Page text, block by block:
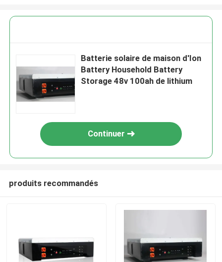
Batterie solaire de maison d'Ion
Battery Household Battery
Storage 48v 100ah de lithium
Continuer
produits recommandés